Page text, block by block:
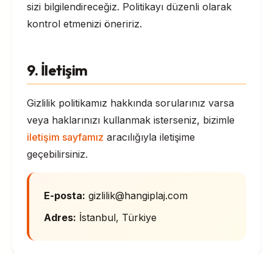
sizi bilgilendireceğiz. Politikayı düzenli olarak
kontrol etmenizi öneririz.
9. İletişim
Gizlilik politikamız hakkında sorularınız varsa
veya haklarınızı kullanmak isterseniz, bizimle
iletişim sayfamız aracılığıyla iletişime
geçebilirsiniz.
E-posta: gizlilik@hangiplaj.com
Adres: İstanbul, Türkiye